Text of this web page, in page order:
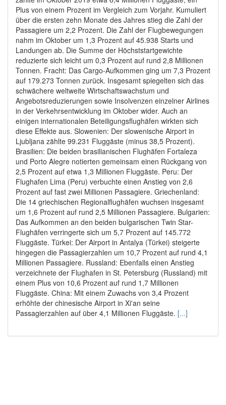
Plus von einem Prozent im Vergleich zum Vorjahr. Kumuliert
über die ersten zehn Monate des Jahres stieg die Zahl der
Passagiere um 2,2 Prozent. Die Zahl der Flugbewegungen
nahm im Oktober um 1,3 Prozent auf 45.938 Starts und
Landungen ab. Die Summe der Höchststartgewichte
reduzierte sich leicht um 0,3 Prozent auf rund 2,8 Millionen
Tonnen. Fracht: Das Cargo-Aufkommen ging um 7,3 Prozent
auf 179.273 Tonnen zurück. Insgesamt spiegelten sich das
schwächere weltweite Wirtschaftswachstum und
Angebotsreduzierungen sowie Insolvenzen einzelner Airlines
in der Verkehrsentwicklung im Oktober wider. Auch an
einigen internationalen Beteiligungsflughäfen wirkten sich
diese Effekte aus. Slowenien: Der slowenische Airport in
Ljubljana zählte 99.231 Fluggäste (minus 38,5 Prozent).
Brasilien: Die beiden brasilianischen Flughäfen Fortaleza
und Porto Alegre notierten gemeinsam einen Rückgang von
2,5 Prozent auf etwa 1,3 Millionen Fluggäste. Peru: Der
Flughafen Lima (Peru) verbuchte einen Anstieg von 2,6
Prozent auf fast zwei Millionen Passagiere. Griechenland:
Die 14 griechischen Regionalflughäfen wuchsen insgesamt
um 1,6 Prozent auf rund 2,5 Millionen Passagiere. Bulgarien:
Das Aufkommen an den beiden bulgarischen Twin Star-
Flughäfen verringerte sich um 5,7 Prozent auf 145.772
Fluggäste. Türkei: Der Airport in Antalya (Türkei) steigerte
hingegen die Passagierzahlen um 10,7 Prozent auf rund 4,1
Millionen Passagiere. Russland: Ebenfalls einen Anstieg
verzeichnete der Flughafen in St. Petersburg (Russland) mit
einem Plus von 10,6 Prozent auf rund 1,7 Millionen
Fluggäste. China: Mit einem Zuwachs von 3,4 Prozent
erhöhte der chinesische Airport in Xi'an seine
Passagierzahlen auf über 4,1 Millionen Fluggäste. [...]